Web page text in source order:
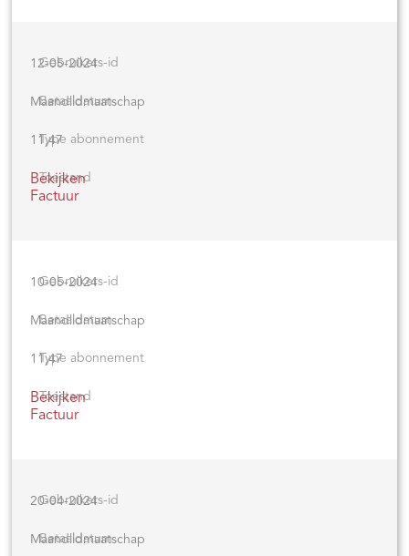
12-05-2024
Maandlidmaatschap
11,47
Bekijken
Factuur
10-05-2024
Maandlidmaatschap
11,47
Bekijken
Factuur
20-04-2024
Maandlidmaatschap